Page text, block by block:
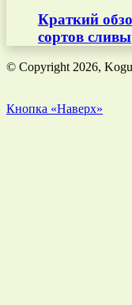
Краткий
сортов сливы
© Copyright 2026,
Кнопка «Наверх»